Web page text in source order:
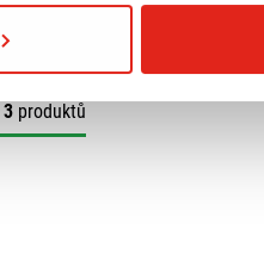
3produktů